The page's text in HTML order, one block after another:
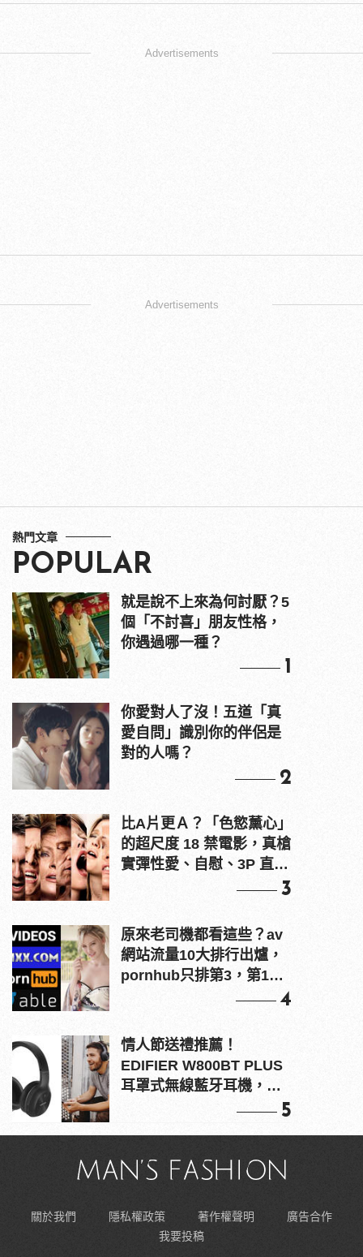
Advertisements
Advertisements
熱門文章
POPULAR
就是說不上來為何討厭？5
個「不討喜」朋友性格，
你遇過哪一種？
1
你愛對人了沒！五道「真
愛自問」識別你的伴侶是
對的人嗎？
2
比A片更Ａ？「色慾薰心」
的超尺度 18 禁電影，真槍
實彈性愛、自慰、3P 直接
3
原來老司機都看這些？av
網站流量10大排行出爐，
pornhub只排第3，第1名
4
情人節送禮推薦！
EDIFIER W800BT PLUS
耳罩式無線藍牙耳機，在
5
關於我們 隱私權政策 著作權聲明
廣告合作
我要投稿